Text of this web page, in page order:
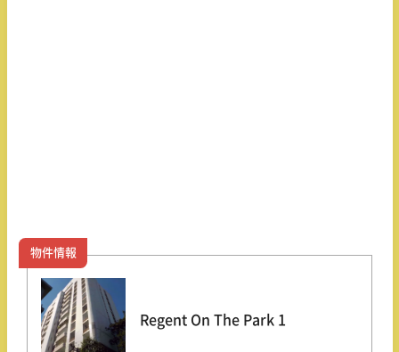
物件情報
Regent On The Park 1